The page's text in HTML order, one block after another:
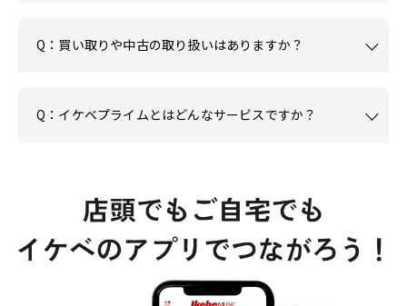
Q：買い取りや中古の取り扱いはありますか？
Q：イケベプライムとはどんなサービスですか？